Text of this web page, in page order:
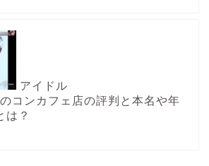
アイドル
コンカフェ店の評判と本名や年
は？